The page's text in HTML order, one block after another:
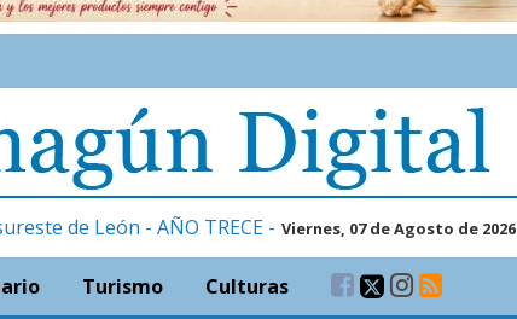
de León - AÑO TRECE - Viernes, 07 de Agosto de 2026
Turismo Culturas